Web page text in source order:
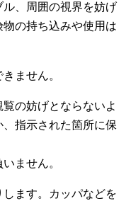
、周囲の視界を妨げ
の持ち込みや使用は
ません。
の妨げとならないよ
指示された箇所に保
ません。
します。カッパなどを